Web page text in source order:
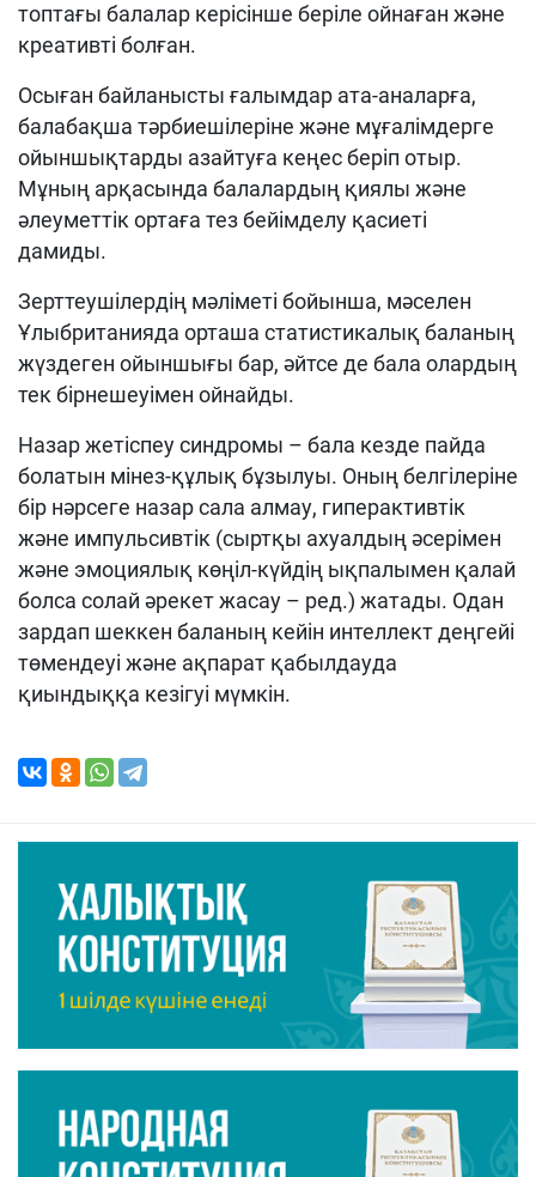
топтағы балалар керісінше беріле ойнаған және
креативті болған.
Осыған байланысты ғалымдар ата-аналарға,
балабақша тәрбиешілеріне және мұғалімдерге
ойыншықтарды азайтуға кеңес беріп отыр.
Мұның арқасында балалардың қиялы және
әлеуметтік ортаға тез бейімделу қасиеті
дамиды.
Зерттеушілердің мәліметі бойынша, мәселен
Ұлыбританияда орташа статистикалық баланың
жүздеген ойыншығы бар, әйтсе де бала олардың
тек бірнешеуімен ойнайды.
Назар жетіспеу синдромы – бала кезде пайда
болатын мінез-құлық бұзылуы. Оның белгілеріне
бір нәрсеге назар сала алмау, гиперактивтік
және импульсивтік (сыртқы ахуалдың әсерімен
және эмоциялық көңіл-күйдің ықпалымен қалай
болса солай әрекет жасау – ред.) жатады. Одан
зардап шеккен баланың кейін интеллект деңгейі
төмендеуі және ақпарат қабылдауда
қиындыққа кезігуі мүмкін.